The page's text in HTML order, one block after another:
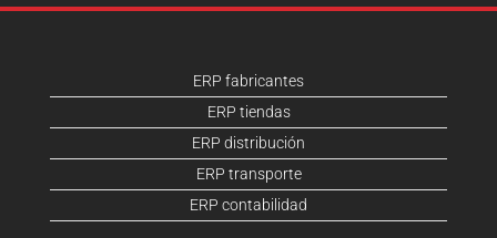
ERP fabricantes
ERP tiendas
ERP distribución
ERP transporte
ERP contabilidad